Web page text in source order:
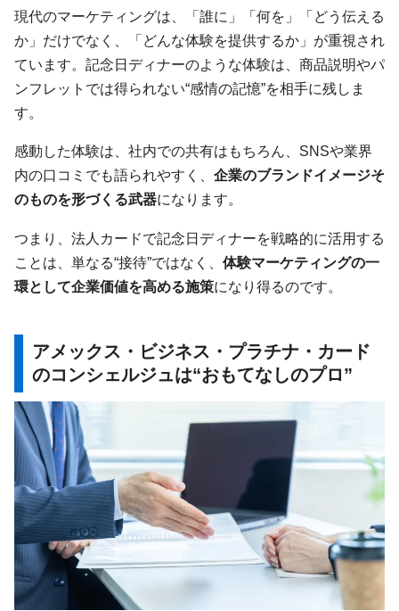
現代のマーケティングは、「誰に」「何を」「どう伝える
か」だけでなく、「どんな体験を提供するか」が重視され
ています。記念日ディナーのような体験は、商品説明やパ
ンフレットでは得られない“感情の記憶”を相手に残しま
す。
感動した体験は、社内での共有はもちろん、SNSや業界
内の口コミでも語られやすく、 企業のブランドイメージそ
のものを形づくる武器になります。
つまり、法人カードで記念日ディナーを戦略的に活用する
ことは、単なる“接待”ではなく、 体験マーケティングの一
環として企業価値を高める施策になり得るのです。
アメックス・ビジネス・プラチナ・カード
のコンシェルジュは“おもてなしのプロ”